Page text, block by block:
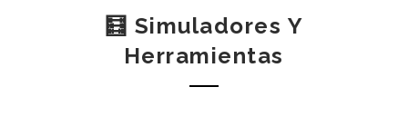
🧮 Simuladores Y
Herramientas